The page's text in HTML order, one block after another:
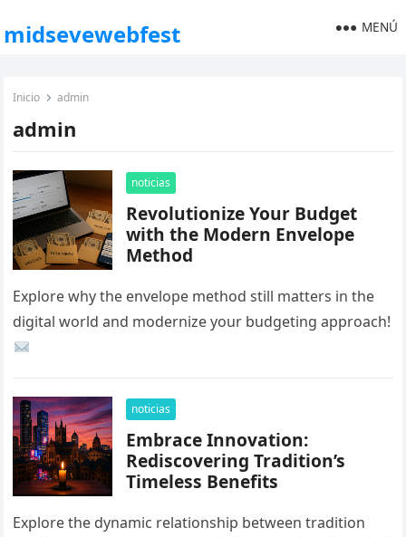
midsevewebfest MENÚ
Inicio admin
admin
noticias
Revolutionize Your Budget
with the Modern Envelope
Method
Explore why the envelope method still matters in the
digital world and modernize your budgeting approach!
noticias
Embrace Innovation:
Rediscovering Tradition’s
Timeless Benefits
Explore the dynamic relationship between tradition